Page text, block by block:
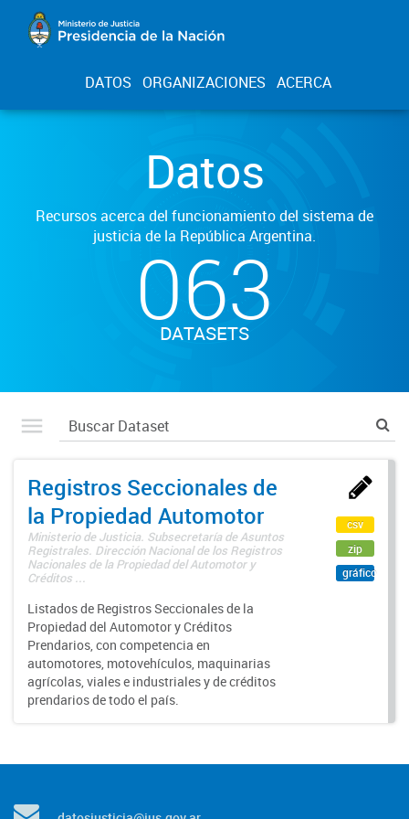
DATOS ORGANIZACIONES ACERCA
Datos
Recursos acerca del funcionamiento del sistema de
justicia de la República Argentina.
063
DATASETS
Registros Seccionales de
la Propiedad Automotor
Ministerio de Justicia. Subsecretaría de Asuntos
Registrales. Dirección Nacional de los Registros
Nacionales de la Propiedad del Automotor y
Créditos ...
Listados de Registros Seccionales de la
Propiedad del Automotor y Créditos
Prendarios, con competencia en
automotores, motovehículos, maquinarias
agrícolas, viales e industriales y de créditos
prendarios de todo el país.
csv
zip
gráfico